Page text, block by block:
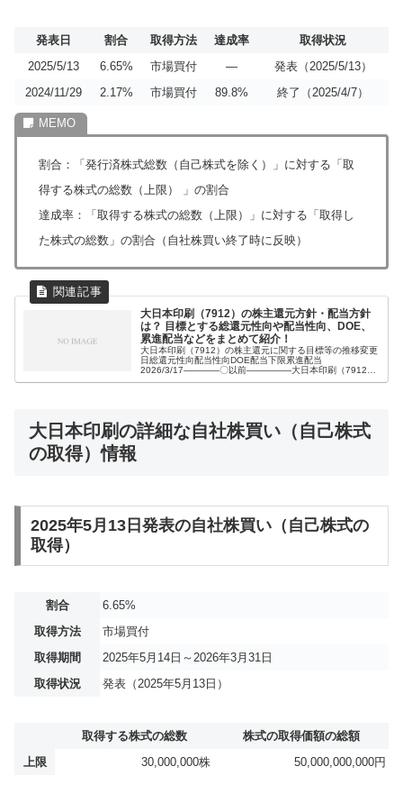
発表日 割合 取得方法 達成率
取得状況
2025/5/13
6.65% 市場買付 ―
発表（2025/5/13）
2024/11/29
2.17% 市場買付 89.8% 終了（2025/4/7）
割合：「発行済株式総数（自己株式を除く）」に対する「取
得する株式の総数（上限） 」の割合
達成率：「取得する株式の総数（上限）」に対する「取得し
た株式の総数」の割合（自社株買い終了時に反映）
大日本印刷（7912）の株主還元方針・配当方針
は？ 目標とする総還元性向や配当性向、DOE、
累進配当などをまとめて紹介！
大日本印刷（7912）の株主還元に関する目標等の推移変更
日総還元性向配当性向DOE配当下限累進配当
2026/3/17――――〇以前―――――大日本印刷（7912）
大日本印刷の詳細な自社株買い（自己株式
の取得）情報
2025年5月13日発表の自社株買い（自己株式の
取得）
割合
6.65%
取得方法
市場買付
取得期間
2025年5月14日～2026年3月31日
取得状況
発表（2025年5月13日）
取得する株式の総数
株式の取得価額の総額
上限
30,000,000株 50,000,000,000円